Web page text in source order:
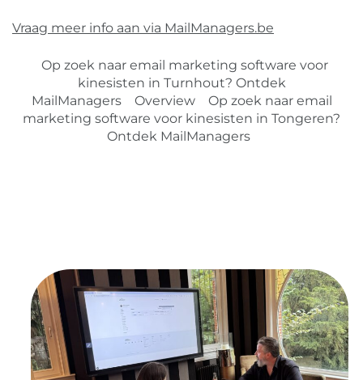
Vraag meer info aan via MailManagers.be
Op zoek naar email marketing software voor
kinesisten in Turnhout? Ontdek
MailManagers
Overview
Op zoek naar email
marketing software voor kinesisten in Tongeren?
Ontdek MailManagers